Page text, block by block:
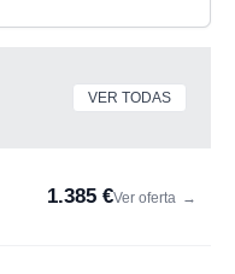
VER TODAS
1.385 €Ver oferta →